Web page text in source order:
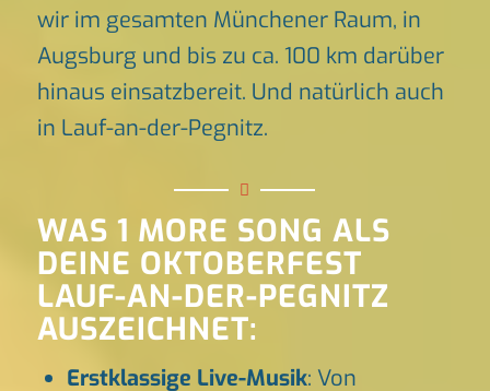
wir im gesamten Münchener Raum, in
Augsburg und bis zu ca. 100 km darüber
hinaus einsatzbereit. Und natürlich auch
in Lauf-an-der-Pegnitz.
WAS 1 MORE SONG ALS
DEINE OKTOBERFEST
LAUF-AN-DER-PEGNITZ
AUSZEICHNET:
Erstklassige Live-Musik: Von